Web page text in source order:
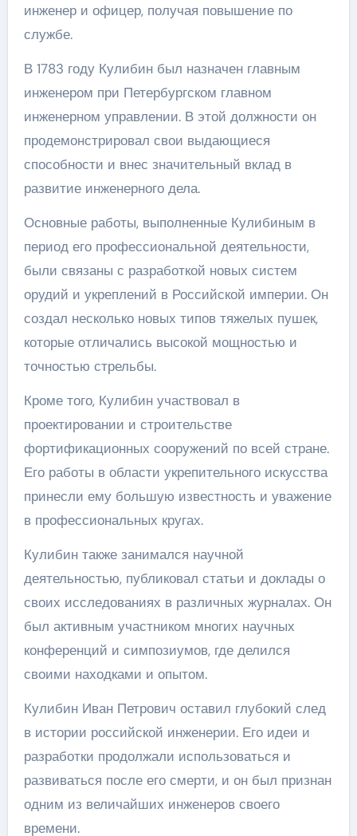
инженер и офицер, получая повышение по
службе.
В 1783 году Кулибин был назначен главным
инженером при Петербургском главном
инженерном управлении. В этой должности он
продемонстрировал свои выдающиеся
способности и внес значительный вклад в
развитие инженерного дела.
Основные работы, выполненные Кулибиным в
период его профессиональной деятельности,
были связаны с разработкой новых систем
орудий и укреплений в Российской империи. Он
создал несколько новых типов тяжелых пушек,
которые отличались высокой мощностью и
точностью стрельбы.
Кроме того, Кулибин участвовал в
проектировании и строительстве
фортификационных сооружений по всей стране.
Его работы в области укрепительного искусства
принесли ему большую известность и уважение
в профессиональных кругах.
Кулибин также занимался научной
деятельностью, публиковал статьи и доклады о
своих исследованиях в различных журналах. Он
был активным участником многих научных
конференций и симпозиумов, где делился
своими находками и опытом.
Кулибин Иван Петрович оставил глубокий след
в истории российской инженерии. Его идеи и
разработки продолжали использоваться и
развиваться после его смерти, и он был признан
одним из величайших инженеров своего
времени.